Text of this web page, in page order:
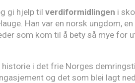
gi hjelp til verdiformidlingen i
Han var en norsk ungdom,
som kom til å bety så mye for
i det frie Norges
og det som blei lagt